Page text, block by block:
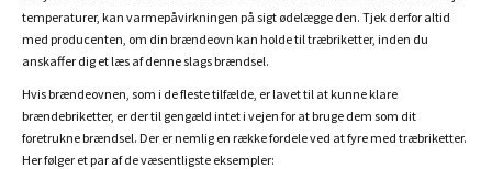
temperaturer, kan varmepåvirkningen på sigt ødelægge den. Tjek derfor altid
med producenten, om din brændeovn kan holde til træbriketter, inden du
anskaffer dig et læs af denne slags brændsel.
Hvis brændeovnen, som i de fleste tilfælde, er lavet til at kunne klare
brændebriketter, er der til gengæld intet i vejen for at bruge dem som dit
foretrukne brændsel. Der er nemlig en række fordele ved at fyre med træbriketter.
Her følger et par af de væsentligste eksempler: